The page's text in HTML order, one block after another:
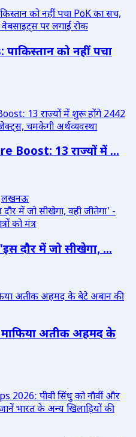
को नहीं पचा
13 राज्यों में ...
लखनऊ
दौर में जो सीखेगा, ...
अतीक अहमद के